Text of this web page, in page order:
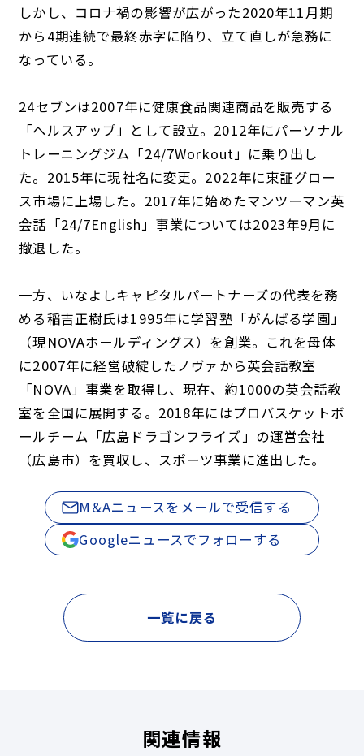
しかし、コロナ禍の影響が広がった2020年11月期
から4期連続で最終赤字に陥り、立て直しが急務に
なっている。
24セブンは2007年に健康食品関連商品を販売する
「ヘルスアップ」として設立。2012年にパーソナル
トレーニングジム「24/7Workout」に乗り出し
た。2015年に現社名に変更。2022年に東証グロー
ス市場に上場した。2017年に始めたマンツーマン英
会話「24/7English」事業については2023年9月に
撤退した。
一方、いなよしキャピタルパートナーズの代表を務
める稲吉正樹氏は1995年に学習塾「がんばる学園」
（現NOVAホールディングス）を創業。これを母体
に2007年に経営破綻したノヴァから英会話教室
「NOVA」事業を取得し、現在、約1000の英会話教
室を全国に展開する。2018年にはプロバスケットボ
ールチーム「広島ドラゴンフライズ」の運営会社
（広島市）を買収し、スポーツ事業に進出した。
M&Aニュースをメールで受信する
Googleニュースでフォローする
一覧に戻る
関連情報